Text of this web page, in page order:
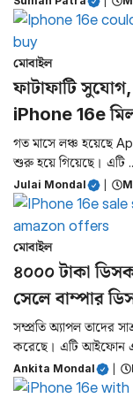
মোবাইল
ফাটাফাটি
iPhone 16e
গত মাসে লঞ্চ হয়েছে
শুরু হয়ে গিয়েছে। এটি
Julai Mondal
মোবাইল
৪০০০ টাকা
সেলে বাম্পার
সম্প্রতি অ্যাপল তাদের
করেছে। এটি আইফোন
Ankita Mondal